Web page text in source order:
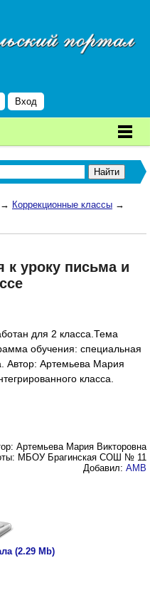
Вход
→ Коррекционные классы →
к уроку письма и
для 2 класса.Тема
обучения: специальная
Автор: Артемьева Мария
класса.
Артемьева Мария Викторовна
МБОУ Брагинская СОШ № 11
Добавил: AMB
(2.29 Mb)